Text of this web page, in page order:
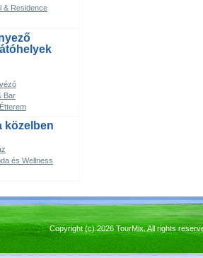
& Residence
Bar
közelben
és Wellness
Copyright (c) 2026 TourMix. All rights